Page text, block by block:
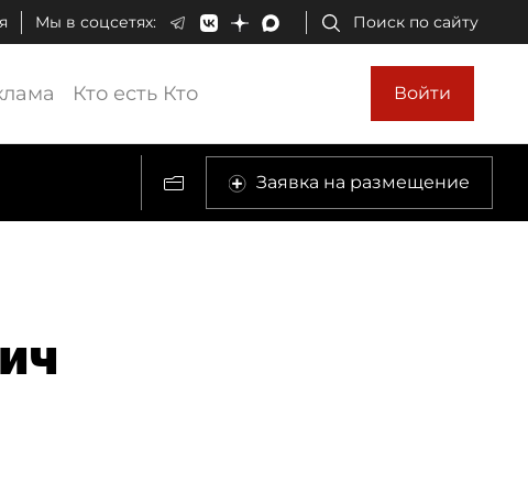
Мы в соцсетях: Поиск по сайту
Кто есть Кто Войти
Заявка на размещение